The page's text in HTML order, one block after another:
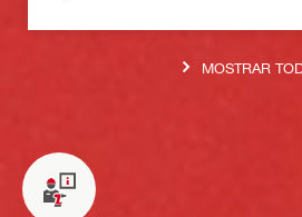
MOSTRAR